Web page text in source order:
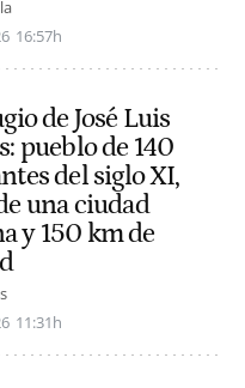
16:57h
de José Luis
pueblo de 140
del siglo XI,
una ciudad
y 150 km de
11:31h